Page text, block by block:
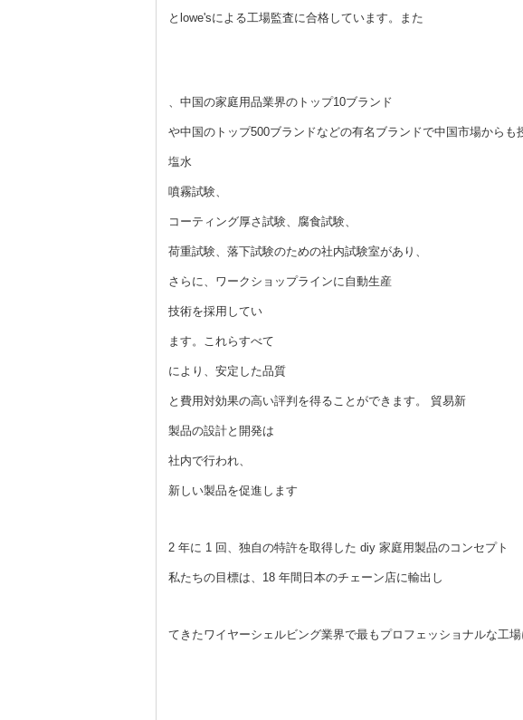
とlowe'sによる工場監査に合格しています。また
、中国の家庭用品業界のトップ10ブランド
や中国のトップ500ブランドなどの有名ブランドで中国市場から
塩水
噴霧試験、
コーティング厚さ試験、腐食試験、
荷重試験、落下試験のための社内試験室があり、
さらに、ワークショップラインに自動生産
技術を採用してい
ます。これらすべて
により、安定した品質
と費用対効果の高い評判を得ることができます。 貿易新
製品の設計と開発は
社内で行われ、
新しい製品を促進します
2 年に 1 回、独自の特許を取得した diy 家庭用製品のコンセプト
私たちの目標は、18 年間日本のチェーン店に輸出し
てきたワイヤーシェルビング業界で最もプロフェッショナルな工場